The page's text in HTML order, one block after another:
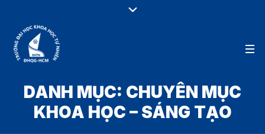
DANH MỤC: CHUYÊN MỤC
KHOA HỌC – SÁNG TẠO